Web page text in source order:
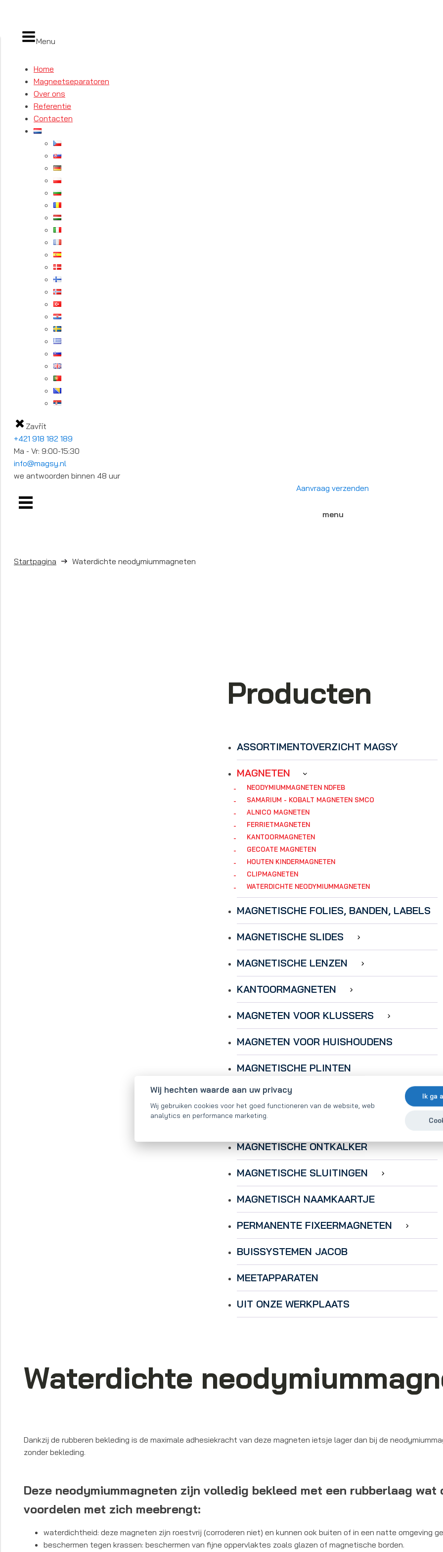
Menu
Home
Magneetseparatoren
Over ons
Referentie
Contacten
Zavřít
+421 918 182 189
Ma - Vr: 9:00-15:30
info@magsy.nl
we antwoorden binnen 48 uur
Aanvraag verzenden
menu
Startpagina Waterdichte neodymiummagneten
Producten
ASSORTIMENTOVERZICHT MAGSY
MAGNETEN
NEODYMIUMMAGNETEN NDFEB
SAMARIUM - KOBALT MAGNETEN SMCO
ALNICO MAGNETEN
FERRIETMAGNETEN
KANTOORMAGNETEN
GECOATE MAGNETEN
HOUTEN KINDERMAGNETEN
CLIPMAGNETEN
WATERDICHTE NEODYMIUMMAGNETEN
MAGNETISCHE FOLIES, BANDEN, LABELS
MAGNETISCHE SLIDES
MAGNETISCHE LENZEN
KANTOORMAGNETEN
MAGNETEN VOOR KLUSSERS
MAGNETEN VOOR HUISHOUDENS
MAGNETISCHE PLINTEN
MAGNETEN VOOR ONDER DE BETEGELING
KASTJESDEURMAGNETEN
MAGNETISCHE ONTKALKER
MAGNETISCHE SLUITINGEN
MAGNETISCH NAAMKAARTJE
PERMANENTE FIXEERMAGNETEN
BUISSYSTEMEN JACOB
MEETAPPARATEN
UIT ONZE WERKPLAATS
Waterdichte
Dankzij de rubberen bekleding is de maximale adhesiekracht van deze magneten ietsje lager dan bij de
zonder bekleding.
Deze neodymiummagneten zijn volledig bekleed met een rubberlaag wat
voordelen met zich meebrengt:
waterdichtheid: deze magneten zijn roestvrij (corroderen niet) en kunnen ook buiten of in een natte omgeving
beschermen tegen krassen: beschermen van fijne oppervlaktes zoals glazen of magnetische borden.
Wij hechten waarde aan uw privacy
Wij gebruiken cookies voor het goed functioneren van de website, web
analytics en performance marketing.
Ik ga